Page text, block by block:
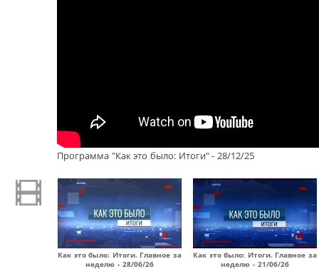
Программа "Как это было: Итоги" - 28/12/25
Как это было: Итоги. Главное за
неделю - 28/06/26
Как это было: Итоги. Главное за
неделю - 21/06/26